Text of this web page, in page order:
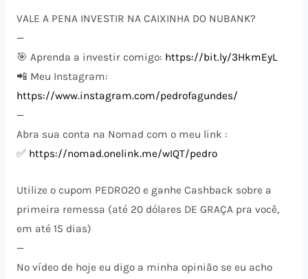
VALE A PENA INVESTIR NA CAIXINHA DO NUBANK?
—
🎯 Aprenda a investir comigo: https://bit.ly/3HkmEyL
📲 Meu Instagram:
https://www.instagram.com/pedrofagundes/
—
Abra sua conta na Nomad com o meu link :
✅ https://nomad.onelink.me/wIQT/pedro
Utilize o cupom PEDRO20 e ganhe Cashback sobre a
primeira remessa (até 20 dólares DE GRAÇA pra você,
em até 15 dias)
—
No vídeo de hoje eu digo a minha opinião se eu acho